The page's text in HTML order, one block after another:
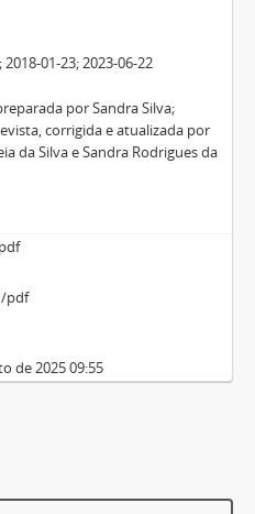
2018-01-23; 2023-06-22
por Sandra Silva;
corrigida e atualizada por
da Silva e Sandra Rodrigues da
pdf
de 2025 09:55